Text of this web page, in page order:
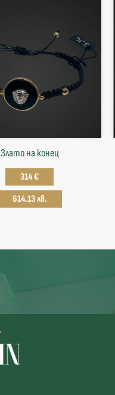
Злато на конец
314 €
614.13 лв.